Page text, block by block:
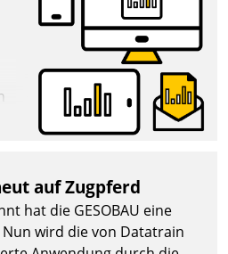
auf Zugpferd
hat die GESOBAU eine
wird die von Datatrain